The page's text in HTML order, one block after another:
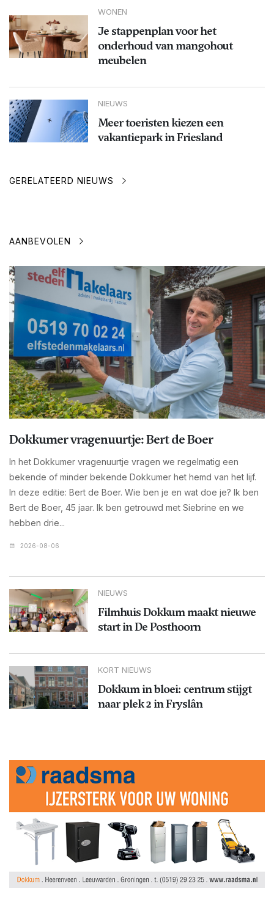
WONEN
Je stappenplan voor het
onderhoud van mangohout
meubelen
NIEUWS
Meer toeristen kiezen een
vakantiepark in Friesland
GERELATEERD NIEUWS
AANBEVOLEN
Dokkumer vragenuurtje: Bert de Boer
In het Dokkumer vragenuurtje vragen we regelmatig een
bekende of minder bekende Dokkumer het hemd van het lijf.
In deze editie: Bert de Boer. Wie ben je en wat doe je? Ik ben
Bert de Boer, 45 jaar. Ik ben getrouwd met Siebrine en we
hebben drie...
2026-08-06
NIEUWS
Filmhuis Dokkum maakt nieuwe
start in De Posthoorn
KORT NIEUWS
Dokkum in bloei: centrum stijgt
naar plek 2 in Fryslân